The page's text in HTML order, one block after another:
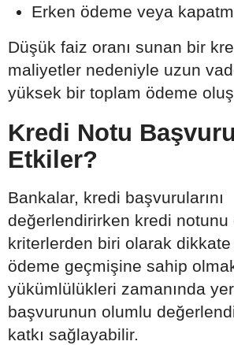
Erken ödeme veya
Düşük faiz oranı sunan bir
maliyetler nedeniyle uzun
yüksek bir toplam ödeme
Kredi Notu
Etkiler?
Bankalar, kredi başvurularını
değerlendirirken kredi notunu
kriterlerden biri olarak dikkate
ödeme geçmişine sahip
yükümlülükleri zamanında
başvurunun olumlu
katkı sağlayabilir.